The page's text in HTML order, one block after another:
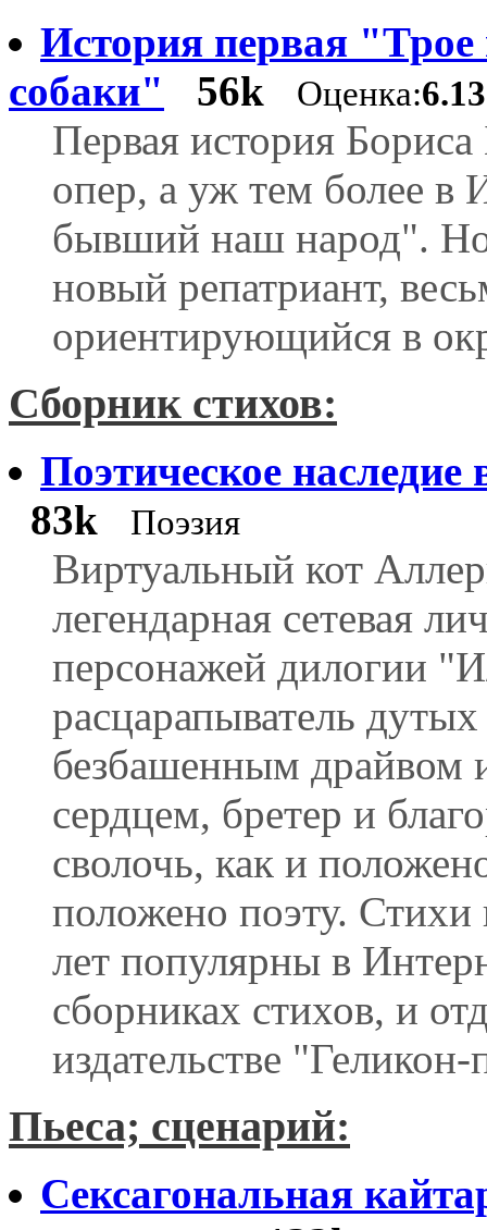
История первая "Трое
собаки"
56k Оценка:
Первая история
опер, а уж тем более в
бывший наш народ".
новый репатриант,
ориентирующийся в
Сборник стихов:
Поэтическое наследие
83k
Поэзия
Виртуальный кот
легендарная сетевая
персонажей дилогии
расцарапыватель
безбашенным
сердцем, бретер и
сволочь, как и
положено поэту. Стихи
лет популярны в
сборниках стихов, и
издательстве
Пьеса; сценарий:
Сексагональная